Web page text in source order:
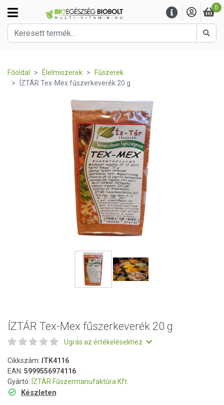
0
Főoldal Élelmiszerek
Fűszerek
ÍZTÁR Tex-Mex fűszerkeverék 20 g
ÍZTÁR Tex-Mex fűszerkeverék 20 g
Ugrás az értékelésekhez
Cikkszám: ITK4116
EAN: 5999556974116
Gyártó: ÍZTÁR Fűszermanufaktúra Kft.
Készleten